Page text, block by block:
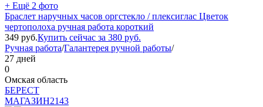
+ Ещё 2 фото
Браслет наручных часов оргстекло / плексиглас Цветок
чертополоха ручная работа короткий
349 руб.Купить сейчас за 380 руб.
Ручная работа/Галантерея ручной работы/
27 дней
0
Омская область
БEPECT
МАГАЗИН2143